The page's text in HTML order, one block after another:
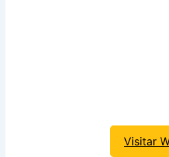
Visitar